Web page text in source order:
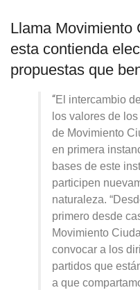
Llama Movimiento
esta contienda
propuestas que
“El intercambio
los valores de
de Movimiento
en primera
bases de este
participen
naturaleza.
primero desde
Movimiento
convocar a los
partidos que
a que